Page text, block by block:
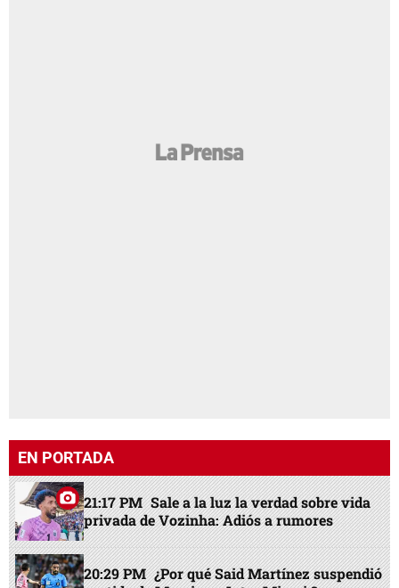
EN PORTADA
21:17 PM Sale a la luz la verdad sobre vida
privada de Vozinha: Adiós a rumores
20:29 PM ¿Por qué Said Martínez suspendió